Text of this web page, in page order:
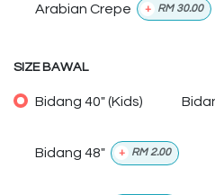
Arabian Crepe + RM 30.00
SIZE BAWAL
Bidang 40" (Kids)
Bidang 48" + RM2.00